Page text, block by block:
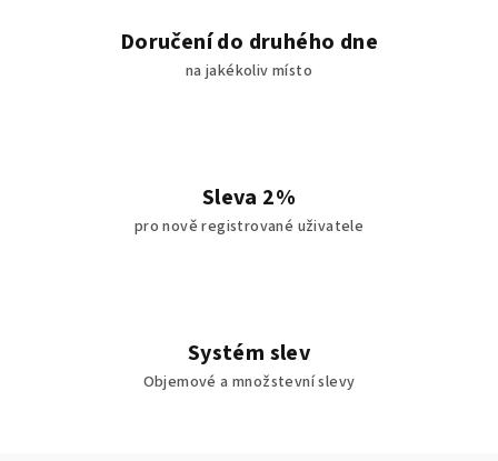
Doručení do druhého dne
na jakékoliv místo
Sleva 2%
pro nově registrované uživatele
Systém slev
Objemové a množstevní slevy